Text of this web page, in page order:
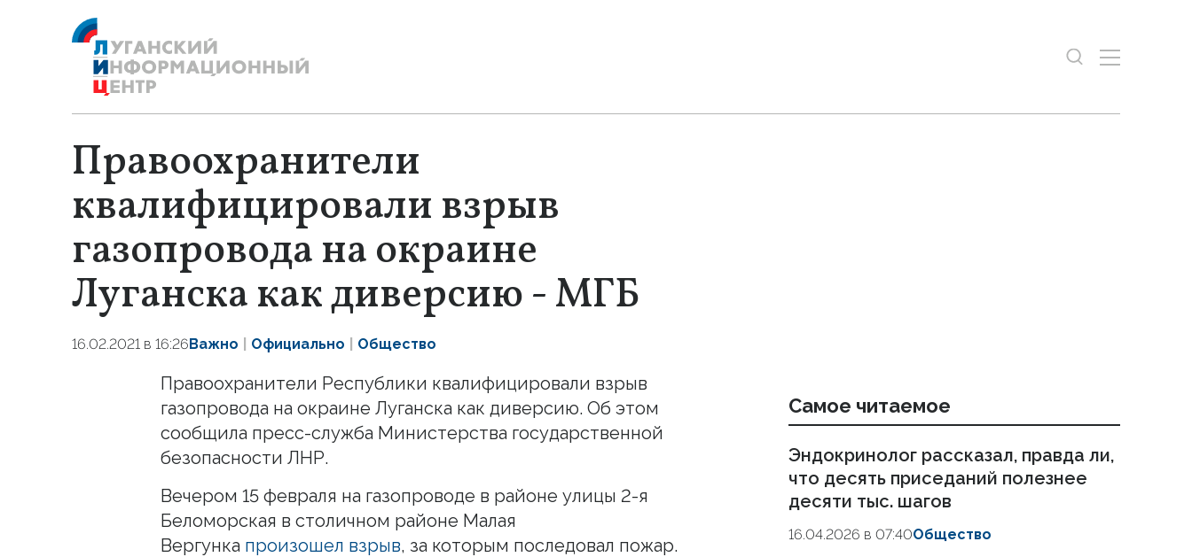
Правоохранители
квалифицировали взрыв
газопровода на окраине
Луганска как диверсию - МГБ
16.02.2021 в 16:26Важно Официально Общество
Правоохранители Республики квалифицировали взрыв
газопровода на окраине Луганска как диверсию. Об этом
сообщила пресс-служба Министерства государственной
безопасности ЛНР.
Вечером 15 февраля на газопроводе в районе улицы 2-я
Беломорская в столичном районе Малая
Вергунка произошел взрыв, за которым последовал пожар.
Самое читаемое
Эндокринолог рассказал, правда ли,
что десять приседаний полезнее
десяти тыс. шагов
16.04.2026 в 07:40Общество